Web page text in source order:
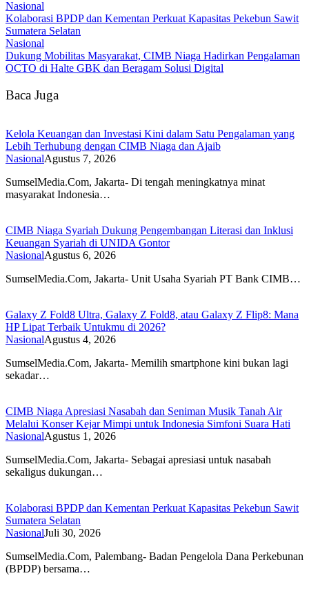
Nasional
Kolaborasi BPDP dan Kementan Perkuat Kapasitas Pekebun Sawit
Sumatera Selatan
Nasional
Dukung Mobilitas Masyarakat, CIMB Niaga Hadirkan Pengalaman
OCTO di Halte GBK dan Beragam Solusi Digital
Baca Juga
Kelola Keuangan dan Investasi Kini dalam Satu Pengalaman yang
Lebih Terhubung dengan CIMB Niaga dan Ajaib
NasionalAgustus 7, 2026
SumselMedia.Com, Jakarta- Di tengah meningkatnya minat
masyarakat Indonesia…
CIMB Niaga Syariah Dukung Pengembangan Literasi dan Inklusi
Keuangan Syariah di UNIDA Gontor
NasionalAgustus 6, 2026
SumselMedia.Com, Jakarta- Unit Usaha Syariah PT Bank CIMB…
Galaxy Z Fold8 Ultra, Galaxy Z Fold8, atau Galaxy Z Flip8: Mana
HP Lipat Terbaik Untukmu di 2026?
NasionalAgustus 4, 2026
SumselMedia.Com, Jakarta- Memilih smartphone kini bukan lagi
sekadar…
CIMB Niaga Apresiasi Nasabah dan Seniman Musik Tanah Air
Melalui Konser Kejar Mimpi untuk Indonesia Simfoni Suara Hati
NasionalAgustus 1, 2026
SumselMedia.Com, Jakarta- Sebagai apresiasi untuk nasabah
sekaligus dukungan…
Kolaborasi BPDP dan Kementan Perkuat Kapasitas Pekebun Sawit
Sumatera Selatan
NasionalJuli 30, 2026
SumselMedia.Com, Palembang- Badan Pengelola Dana Perkebunan
(BPDP) bersama…